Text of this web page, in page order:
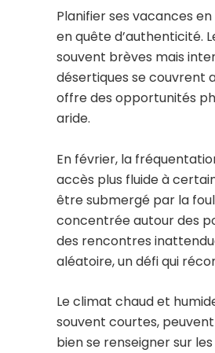
Planifier ses vacances
en quête d’authenticité.
souvent brèves mais
désertiques se couvrent
offre des opportunités
aride.
En février, la
accès plus fluide à
être submergé par la
concentrée autour des
des rencontres
aléatoire, un défi qui
Le climat chaud et
souvent courtes,
bien se renseigner sur